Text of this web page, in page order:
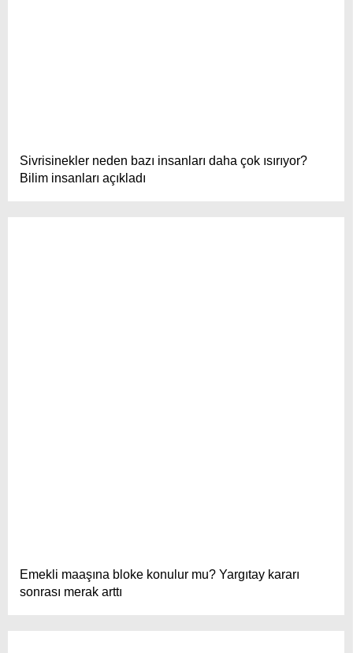
Sivrisinekler neden bazı insanları daha çok ısırıyor?
Bilim insanları açıkladı
Emekli maaşına bloke konulur mu? Yargıtay kararı
sonrası merak arttı